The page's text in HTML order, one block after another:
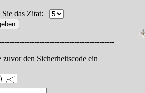
Sie das Zitat:
den Sicherheitscode ein